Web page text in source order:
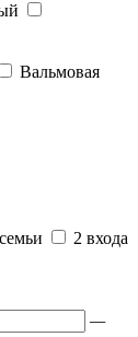
Вальмовая
2 входа
—